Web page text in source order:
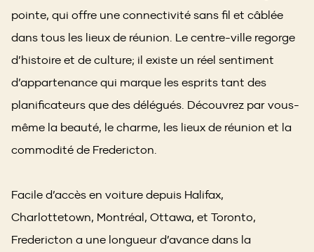
pointe, qui offre une connectivité sans fil et câblée
dans tous les lieux de réunion. Le centre-ville regorge
d’histoire et de culture; il existe un réel sentiment
d’appartenance qui marque les esprits tant des
planificateurs que des délégués. Découvrez par vous-
même la beauté, le charme, les lieux de réunion et la
commodité de Fredericton.
Facile d’accès en voiture depuis Halifax,
Charlottetown, Montréal, Ottawa, et Toronto,
Fredericton a une longueur d’avance dans la